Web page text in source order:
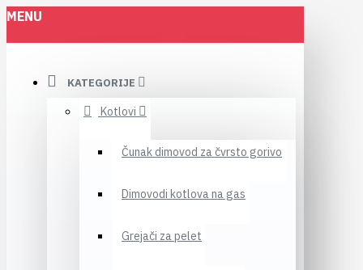
MENU
KATEGORIJE
Kotlovi
Čunak dimovod za čvrsto gorivo
Dimovodi kotlova na gas
Grejači za pelet